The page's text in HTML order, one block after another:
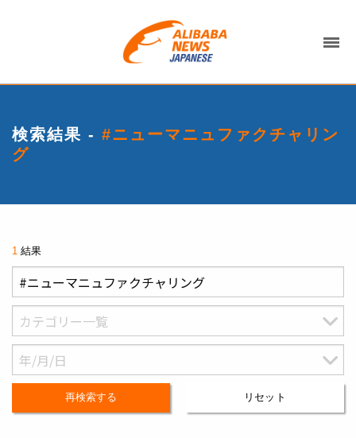
検索結果 - #ニューマニュファクチャリン
グ
1結果
再検索する リセット